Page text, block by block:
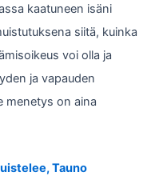
kaatuneen isäni
siitä, kuinka
voi olla ja
ja vapauden
menetys on aina
Tauno